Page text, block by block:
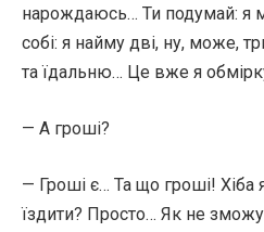
нарождаюсь… Ти подумай: я
собі: я найму дві, ну, може,
та їдальню… Це вже я
— А гроші?
— Гроші є… Та що гроші!
їздити? Просто… Як не